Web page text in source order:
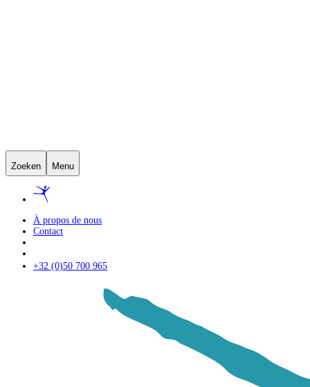
Zoeken Menu
À propos de nous
Contact
+32 (0)50 700 965